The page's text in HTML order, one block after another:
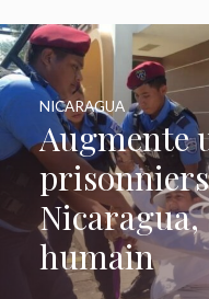
Augmente
Nicaragua,
humain
NICARAGUA